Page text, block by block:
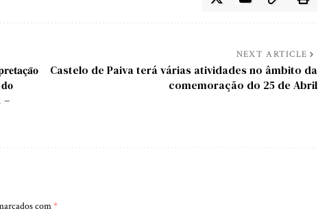
–
NEXT ARTICLE
Castelo de Paiva terá várias atividades no âmbito da
comemoração do 25 de Abril
com*